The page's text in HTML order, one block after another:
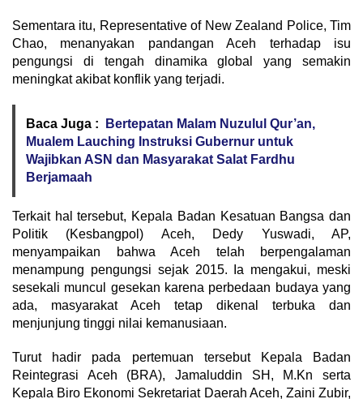
Sementara itu, Representative of New Zealand Police, Tim
Chao, menanyakan pandangan Aceh terhadap isu
pengungsi di tengah dinamika global yang semakin
meningkat akibat konflik yang terjadi.
Baca Juga :
Bertepatan Malam Nuzulul Qur’an,
Mualem Lauching Instruksi Gubernur untuk
Wajibkan ASN dan Masyarakat Salat Fardhu
Berjamaah
Terkait hal tersebut, Kepala Badan Kesatuan Bangsa dan
Politik (Kesbangpol) Aceh, Dedy Yuswadi, AP,
menyampaikan bahwa Aceh telah berpengalaman
menampung pengungsi sejak 2015. Ia mengakui, meski
sesekali muncul gesekan karena perbedaan budaya yang
ada, masyarakat Aceh tetap dikenal terbuka dan
menjunjung tinggi nilai kemanusiaan.
Turut hadir pada pertemuan tersebut Kepala Badan
Reintegrasi Aceh (BRA), Jamaluddin SH, M.Kn serta
Kepala Biro Ekonomi Sekretariat Daerah Aceh, Zaini Zubir,